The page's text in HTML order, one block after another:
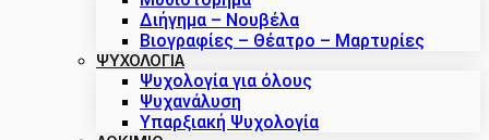
Διήγημα – Νουβέλα
Βιογραφίες – Θέατρο – Μαρτυρίες
ΨΥΧΟΛΟΓΙΑ
Ψυχολογία για όλους
Ψυχανάλυση
Υπαρξιακή Ψυχολογία